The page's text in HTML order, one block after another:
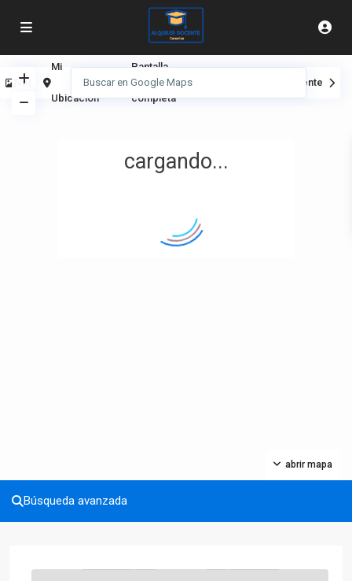
cargando...
abrir mapa
Ver
Mi
Ubicación
Pantalla
completa
Siguiente
Búsqueda avanzada